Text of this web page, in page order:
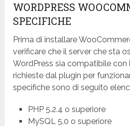
WORDPRESS
SPECIFICHE
Prima di installare
verificare che il server che sta
WordPress sia compatibile
richieste dal plugin per
specifiche sono di seguito
PHP 5.2.4 o superiore
MySQL 5.0 o superiore